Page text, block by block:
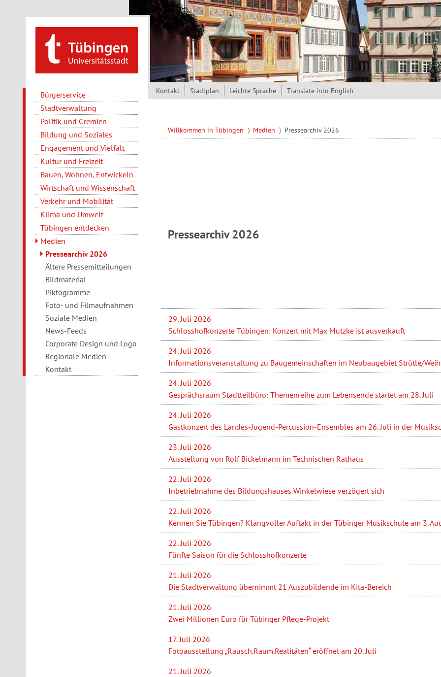
Bürgerservice
Stadtverwaltung
Politik und Gremien
Bildung und Soziales
Engagement und Vielfalt
Kultur und Freizeit
Bauen, Wohnen, Entwickeln
Wirtschaft und Wissenschaft
Verkehr und Mobilität
Klima und Umwelt
Tübingen entdecken
Medien
Pressearchiv 2026
Ältere Pressemitteilungen
Bildmaterial
Piktogramme
Foto- und Filmaufnahmen
Soziale Medien
News-Feeds
Corporate Design und Logo
Regionale Medien
Kontakt
Kontakt Stadtplan Leichte Sprache Translate into English
Willkommen in Tübingen Medien Pressearchiv 2026
Pressearchiv 2026
29. Juli 2026
Schlosshofkonzerte Tübingen: Konzert mit Max Mutzke ist ausverkauft
24. Juli 2026
Informationsveranstaltung zu Baugemeinschaften im Neubaugebiet Strütle/
24. Juli 2026
Gesprächsraum Stadtteilbüro: Themenreihe zum Lebensende startet am 28. Juli
24. Juli 2026
Gastkonzert des Landes-Jugend-Percussion-Ensembles am 26. Juli in der
23. Juli 2026
Ausstellung von Rolf Bickelmann im Technischen Rathaus
22. Juli 2026
Inbetriebnahme des Bildungshauses Winkelwiese verzögert sich
22. Juli 2026
Kennen Sie Tübingen? Klangvoller Auftakt in der Tübinger Musikschule am 3.
22. Juli 2026
Fünfte Saison für die Schlosshofkonzerte
21. Juli 2026
Die Stadtverwaltung übernimmt 21 Auszubildende im Kita-Bereich
21. Juli 2026
Zwei Millionen Euro für Tübinger Pflege-Projekt
17. Juli 2026
Fotoausstellung „Rausch.Raum.Realitäten“ eröffnet am 20. Juli
21. Juli 2026